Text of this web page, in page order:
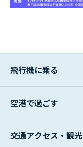
飛行機に乗る
空港で過ごす
交通アクセス・観光